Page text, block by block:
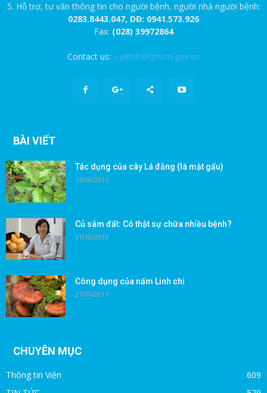
5. Hỗ trợ, tư vấn thông tin cho người bệnh, người nhà người bệnh:
0283.8443.047, DĐ: 0941.573.926
Fax: (028) 39972864
Contact us: v.ydhdt@tphcm.gov.vn
BÀI VIẾT
Tác dụng của cây Lá đắng (lá mật gấu)
14/08/2016
Củ sâm đất: Có thật sự chữa nhiều bệnh?
31/10/2019
Công dụng của nấm Linh chi
27/11/2017
CHUYÊN MỤC
Thông tin Viện
609